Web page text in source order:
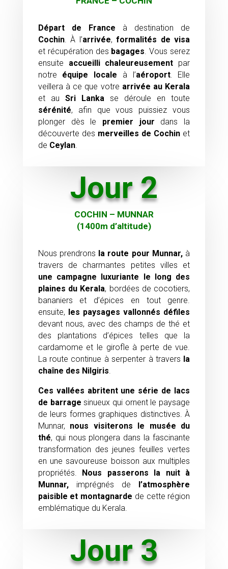
Départ de France à destination de
Cochin. À l’arrivée,formalités de visa
et récupération des bagages . Vous serez
ensuite accueilli chaleureusement par
notre équipe locale à l’aéroport. Elle
veillera à ce que votre arrivée au Kerala
et au Sri Lanka se déroule en toute
sérénité, afin que vous puissiez vous
plonger dès le premier jour dans la
découverte des merveilles de Cochin et
de Ceylan.
Jour 2
COCHIN – MUNNAR
(1400m d’altitude)
Nous prendrons la route pour Munnar,à
travers de charmantes petites villes et
une campagne luxuriante le long des
plaines du Kerala, bordées de cocotiers,
bananiers et d’épices en tout genre.
ensuite, les paysages vallonnés défiles
devant nous, avec des champs de thé et
des plantations d’épices telles que la
cardamome et le girofle à perte de vue.
La route continue à serpenter à travers la
chaîne des Nilgiris
Ces vallées abritent une série de lacs
de barrage sinueux qui ornent le paysage
de leurs formes graphiques distinctives. À
Munnar, nous visiterons le musée du
thé, qui nous plongera dans la fascinante
transformation des jeunes feuilles vertes
en une savoureuse boisson aux multiples
propriétés. Nous passerons
la nuit à
Munnar,imprégnés de l’atmosphère
paisible et montagnarde de cette région
emblématique du Kerala.
Jour 3